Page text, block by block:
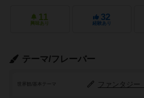
11
興味あり
32
経験あり
テーマ/フレーバー
世界観/基本テーマ ファンタジー